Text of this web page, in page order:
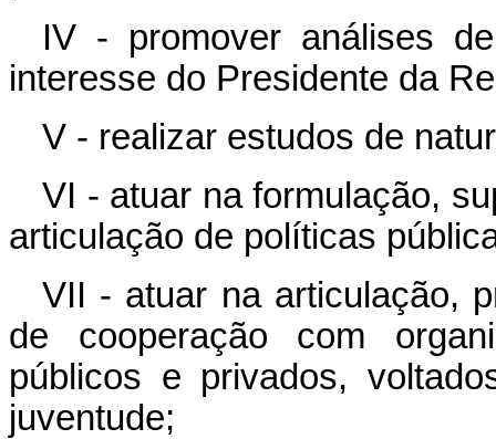
IV - promover análises
interesse do Presidente da
V - realizar estudos de
VI - atuar na formulação,
articulação de políticas
VII - atuar na articulação,
de cooperação com
públicos e privados,
juventude;